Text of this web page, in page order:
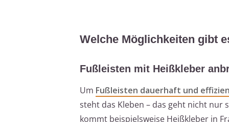
Welche Möglichkeiten gibt
Fußleisten mit Heißkleber
Um Fußleisten dauerhaft und
steht das Kleben – das geht nicht nur
kommt beispielsweise Heißkleber in